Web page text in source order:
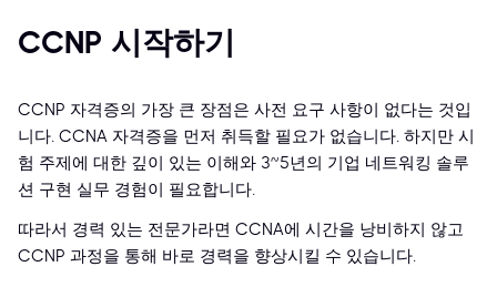
CCNP 시작하기
CCNP 자격증의 가장 큰 장점은 사전 요구 사항이 없다는 것입
니다. CCNA 자격증을 먼저 취득할 필요가 없습니다. 하지만 시
험 주제에 대한 깊이 있는 이해와 3~5년의 기업 네트워킹 솔루
션 구현 실무 경험이 필요합니다.
따라서 경력 있는 전문가라면 CCNA에 시간을 낭비하지 않고
CCNP 과정을 통해 바로 경력을 향상시킬 수 있습니다.